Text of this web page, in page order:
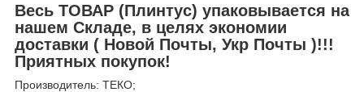
Весь ТОВАР (Плинтус) упаковывается на
нашем Складе, в целях экономии
доставки ( Новой Почты, Укр Почты )!!!
Приятных покупок!
Производитель: ТЕКО;